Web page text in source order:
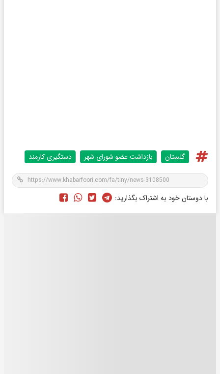
گلستان بازداشت عضو شورای شهر دستگیری کارمند
با دوستان خود به اشتراک بگذارید: